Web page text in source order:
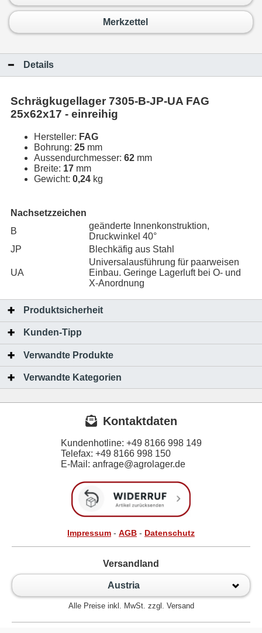
Merkzettel
Details
Schrägkugellager 7305-B-JP-UA FAG
25x62x17 - einreihig
Hersteller: FAG
Bohrung: 25 mm
Aussendurchmesser: 62 mm
Breite: 17 mm
Gewicht: 0,24 kg
Nachsetzzeichen
B
geänderte Innenkonstruktion,
Druckwinkel 40°
JP
Blechkäfig aus Stahl
UA
Universalausführung für paarweisen
Einbau. Geringe Lagerluft bei O- und
X-Anordnung
Produktsicherheit
Kunden-Tipp
Verwandte Produkte
Verwandte Kategorien
Kontaktdaten
Kundenhotline: +49 8166 998 149
Telefax: +49 8166 998 150
E-Mail: anfrage@agrolager.de
Impressum - AGB - Datenschutz
Versandland
Austria
Alle Preise inkl. MwSt. zzgl. Versand